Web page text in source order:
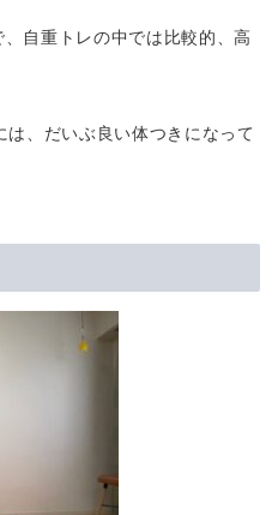
自重トレの中では比較的、高
、だいぶ良い体つきになって